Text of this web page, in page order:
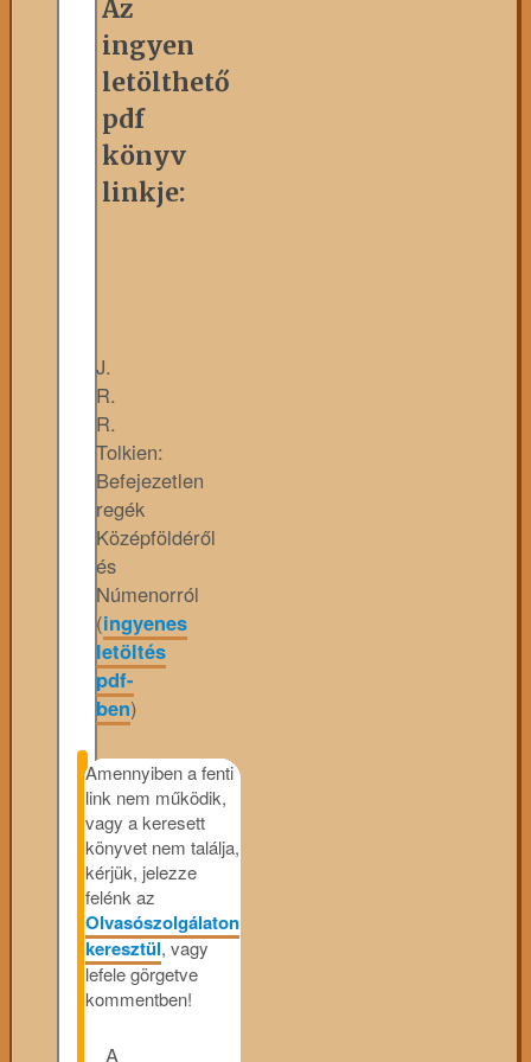
Az
ingyen
letölthető
pdf
könyv
linkje:
J.
R.
R.
Tolkien:
Befejezetlen
regék
Középföldéről
és
Númenorról
(ingyenes
letöltés
pdf-
ben)
Amennyiben a fenti
link nem működik,
vagy a keresett
könyvet nem találja,
kérjük, jelezze
felénk az
Olvasószolgálaton
keresztül, vagy
lefele görgetve
kommentben!
A